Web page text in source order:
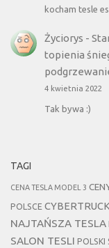
kocham tesle
Życiorys -
topienia
4 kwietnia 2022
Tak bywa :)
TAGI
CENA TESLA MODEL 3
POLSCE CYBERTRUCK
NAJTAŃSZA TESLA
SALON TESLI POLSKI